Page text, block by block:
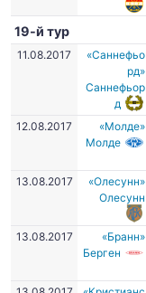
19-й тур
11.08.2017
«Саннефьо
рд»
Саннефьор
д
12.08.2017
«Молде»
Молде
13.08.2017
«Олесунн»
Олесунн
13.08.2017
«Бранн»
Берген